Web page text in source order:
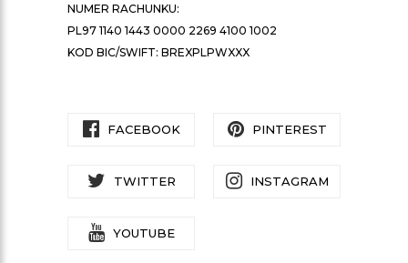
NUMER RACHUNKU:
PL97 1140 1443 0000 2269 4100 1002
KOD BIC/SWIFT: BREXPLPWXXX
FACEBOOK PINTEREST
TWITTER INSTAGRAM
YOUTUBE